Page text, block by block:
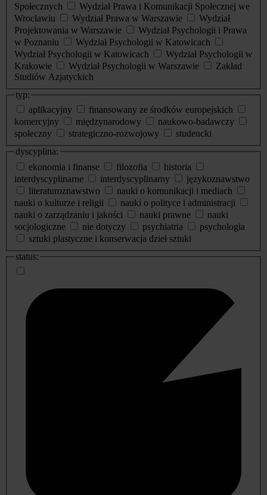
Społecznych
Wydział Prawa i Komunikacji Społecznej we
Wrocławiu
Wydział Prawa w Warszawie
Wydział
Projektowania w Warszawie
Wydział Psychologii i Prawa
w Poznaniu
Wydział Psychologii w Katowicach
Wydział Psychologii w Katowicach
Wydział Psychologii w
Krakowie
Wydział Psychologii w Warszawie
Zakład
Studiów Azjatyckich
typ:
aplikacyjny
finansowany ze środków europejskich
komercyjny
międzynarodowy
naukowo-badawczy
społeczny
strategiczno-rozwojowy
studencki
dyscyplina:
ekonomia i finanse
filozofia
historia
interdyscyplinarne
interdyscyplinarny
językoznawstwo
literaturoznawstwo
nauki o komunikacji i mediach
nauki o kulturze i religii
nauki o polityce i administracji
nauki o zarządzaniu i jakości
nauki prawne
nauki
socjologiczne
nie dotyczy psychiatria
psychologia
sztuki plastyczne i konserwacja dzieł sztuki
status: